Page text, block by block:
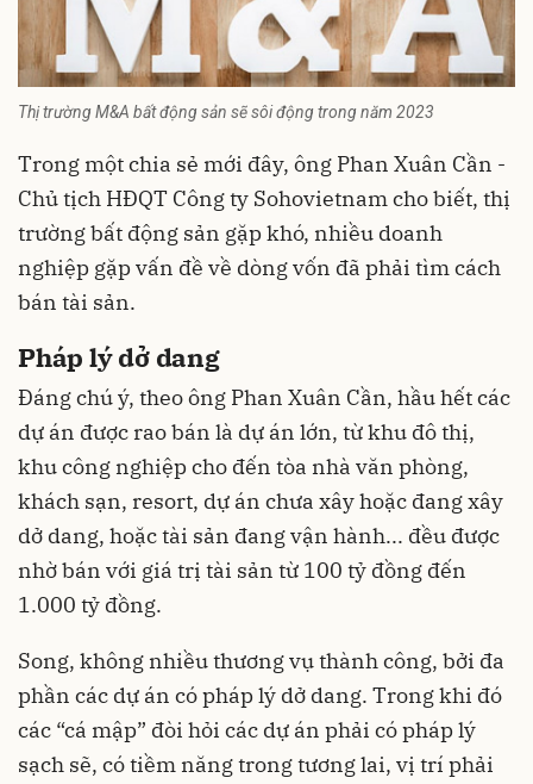
Thị trường M&A bất động sản sẽ sôi động trong năm 2023
Trong một chia sẻ mới đây, ông Phan Xuân Cần -
Chủ tịch HĐQT Công ty Sohovietnam cho biết, thị
trường bất động sản gặp khó, nhiều doanh
nghiệp gặp vấn đề về dòng vốn đã phải tìm cách
bán tài sản.
Pháp lý dở dang
Đáng chú ý, theo ông Phan Xuân Cần, hầu hết các
dự án được rao bán là dự án lớn, từ khu đô thị,
khu công nghiệp cho đến tòa nhà văn phòng,
khách sạn, resort, dự án chưa xây hoặc đang xây
dở dang, hoặc tài sản đang vận hành... đều được
nhờ bán với giá trị tài sản từ 100 tỷ đồng đến
1.000 tỷ đồng.
Song, không nhiều thương vụ thành công, bởi đa
phần các dự án có pháp lý dở dang. Trong khi đó
các “cá mập” đòi hỏi các dự án phải có pháp lý
sạch sẽ, có tiềm năng trong tương lai, vị trí phải